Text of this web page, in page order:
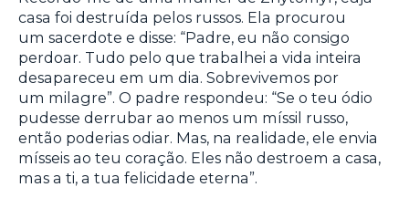
casa foi destruída pelos russos. Ela procurou
um sacerdote e disse: “Padre, eu não consigo
perdoar. Tudo pelo que trabalhei a vida inteira
desapareceu em um dia. Sobrevivemos por
um milagre”. O padre respondeu: “Se o teu ódio
pudesse derrubar ao menos um míssil russo,
então poderias odiar. Mas, na realidade, ele envia
mísseis ao teu coração. Eles não destroem a casa,
mas a ti, a tua felicidade eterna”.